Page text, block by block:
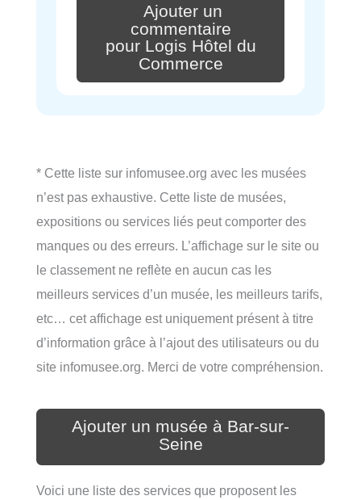
Ajouter un
commentaire
pour Logis Hôtel du
Commerce
* Cette liste sur infomusee.org avec les musées
n’est pas exhaustive. Cette liste de musées,
expositions ou services liés peut comporter des
manques ou des erreurs. L’affichage sur le site ou
le classement ne reflète en aucun cas les
meilleurs services d’un musée, les meilleurs tarifs,
etc… cet affichage est uniquement présent à titre
d’information grâce à l’ajout des utilisateurs ou du
site infomusee.org. Merci de votre compréhension.
Ajouter un musée à Bar-sur-
Seine
Voici une liste des services que proposent les